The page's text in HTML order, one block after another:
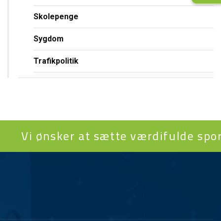
Skolepenge
Sygdom
Trafikpolitik
at sætte værdifulde spor